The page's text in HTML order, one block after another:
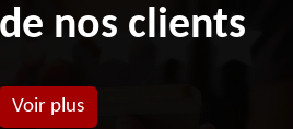
nos clients
Voir plus